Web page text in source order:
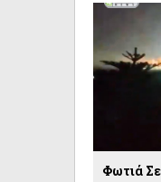
Φωτιά